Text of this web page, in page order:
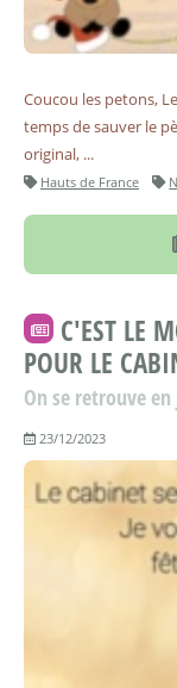
Coucou les petons,
temps de sauver le
original, ...
Hauts de France
C'EST LE
POUR LE
On se retrouve
23/12/2023